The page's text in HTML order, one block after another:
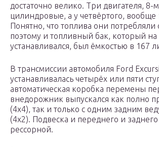
достаточно велико. Три двигателя, 8-
цилиндровые, а у четвёртого,
Понятно, что топлива они потребляли
поэтому и топливный бак, который на
устанавливался, был ёмкостью в 167
В трансмиссии автомобиля Ford
устанавливалась четырёх или пяти
автоматическая коробка перемены
внедорожник выпускался как полно
(4х4), так и только с одним задним
(4х2). Подвеска и переднего и
рессорной.